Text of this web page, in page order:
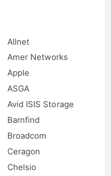
Allnet
Amer Networks
Apple
ASGA
Avid ISIS Storage
Barnfind
Broadcom
Ceragon
Chelsio